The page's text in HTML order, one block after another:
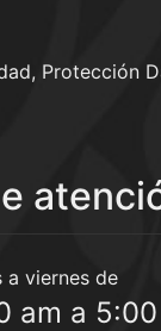
Protección
a viernes de
am a